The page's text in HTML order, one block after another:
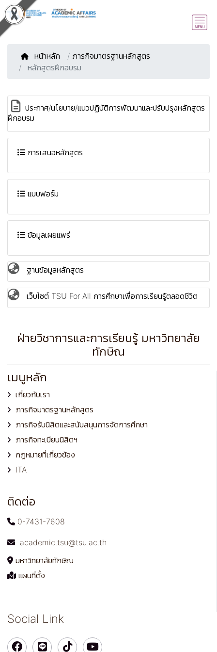
หน้าหลัก / ภารกิจมาตรฐานหลักสูตร
หลักสูตรฝึกอบรม
ประกาศ/นโยบาย/แนวปฏิบัติการพัฒนาและปรับปรุงหลักสูตร
ฝึกอบรม
การเสนอหลักสูตร
แบบฟอร์ม
ข้อมูลเผยแพร่
ฐานข้อมูลหลักสูตร
เว็บไซต์ TSU For All การศึกษาเพื่อการเรียนรู้ตลอดชีวิต
ฝ่ายวิชาการและการเรียนรู้ มหาวิทยาลัย
ทักษิณ
เมนูหลัก
เกี่ยวกับเรา
ภารกิจมาตรฐานหลักสูตร
ภารกิจรับนิสิตและสนับสนุนการจัดการศึกษา
ภารกิจทะเบียนนิสิตฯ
กฏหมายที่เกี่ยวข้อง
ITA
ติดต่อ
0-7431-7608
academic.tsu@tsu.ac.th
มหาวิทยาลัยทักษิณ
แผนที่ตั้ง
Social Link